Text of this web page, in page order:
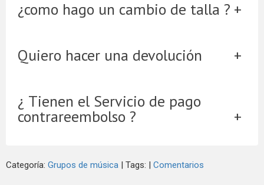
¿como hago un cambio de talla ?
Quiero hacer una devolución
¿ Tienen el Servicio de pago
contrareembolso ?
Categoría: Grupos de música | Tags: | Comentarios